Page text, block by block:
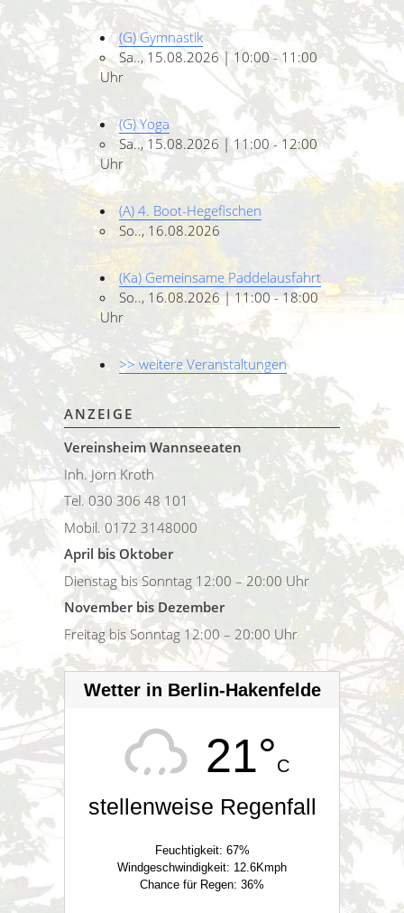
(G) Gymnastik
Sa.., 15.08.2026 | 10:00 - 11:00
Uhr
(G) Yoga
Sa.., 15.08.2026 | 11:00 - 12:00
Uhr
(A) 4. Boot-Hegefischen
So.., 16.08.2026
(Ka) Gemeinsame Paddelausfahrt
So.., 16.08.2026 | 11:00 - 18:00
Uhr
>> weitere Veranstaltungen
ANZEIGE
Vereinsheim Wannseeaten
Inh. Jörn Kroth
Tel. 030 306 48 101
Mobil. 0172 3148000
April bis Oktober
Dienstag bis Sonntag 12:00 – 20:00 Uhr
November bis Dezember
Freitag bis Sonntag 12:00 – 20:00 Uhr
Wetter in Berlin-Hakenfelde
21°C
stellenweise Regenfall
Feuchtigkeit: 67%
Windgeschwindigkeit: 12.6Kmph
Chance für Regen: 36%